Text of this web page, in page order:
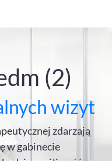
(2)
wizyt
zdarzają
w gabinecie